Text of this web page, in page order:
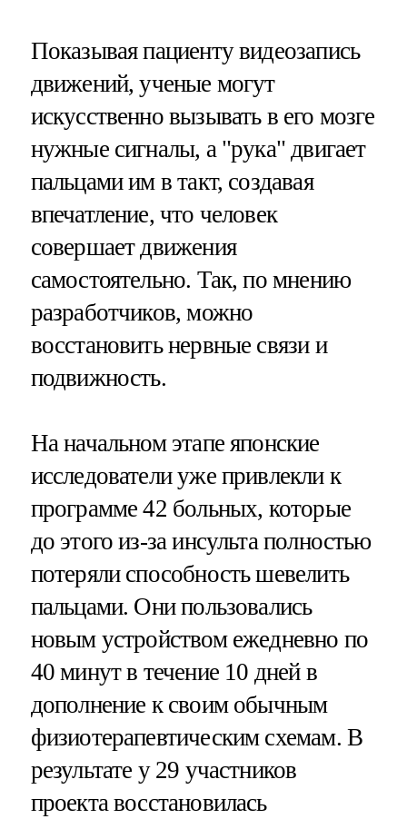
Показывая пациенту видеозапись
движений, ученые могут
искусственно вызывать в его мозге
нужные сигналы, а "рука" двигает
пальцами им в такт, создавая
впечатление, что человек
совершает движения
самостоятельно. Так, по мнению
разработчиков, можно
восстановить нервные связи и
подвижность.
На начальном этапе японские
исследователи уже привлекли к
программе 42 больных, которые
до этого из-за инсульта полностью
потеряли способность шевелить
пальцами. Они пользовались
новым устройством ежедневно по
40 минут в течение 10 дней в
дополнение к своим обычным
физиотерапевтическим схемам. В
результате у 29 участников
проекта восстановилась